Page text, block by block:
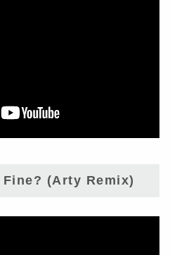
Fine? (Arty Remix)